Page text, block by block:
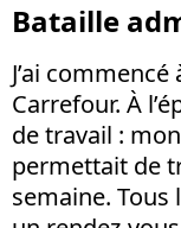
Bataille
J’ai
Carrefour. À
de travail :
permettait de
semaine.